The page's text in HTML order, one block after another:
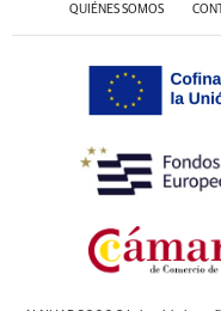
QUIÉNES SOMOS